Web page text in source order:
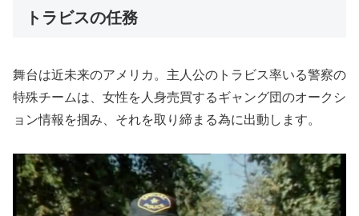
トラビスの任務
舞台は近未来のアメリカ。主人公のトラビス率いる警察の
特殊チームは、女性を人身売買するギャング団のオークシ
ョン情報を掴み、それを取り締まる為に出動します。